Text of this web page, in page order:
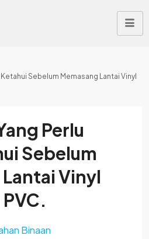
Sebelum Memasang Lantai Vinyl
Perlu
Sebelum
Vinyl
Binaan